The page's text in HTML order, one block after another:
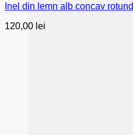
Inel din lemn alb concav rotund
120,00 lei